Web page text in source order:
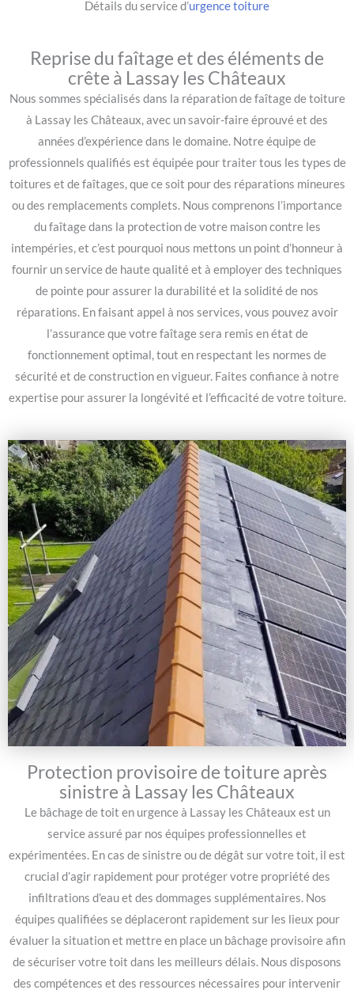
Détails du service d’urgence toiture
Reprise du faîtage et des éléments de
crête à Lassay les Châteaux
Nous sommes spécialisés dans la réparation de faîtage de toiture
à Lassay les Châteaux, avec un savoir-faire éprouvé et des
années d’expérience dans le domaine. Notre équipe de
professionnels qualifiés est équipée pour traiter tous les types de
toitures et de faîtages, que ce soit pour des réparations mineures
ou des remplacements complets. Nous comprenons l’importance
du faîtage dans la protection de votre maison contre les
intempéries, et c’est pourquoi nous mettons un point d’honneur à
fournir un service de haute qualité et à employer des techniques
de pointe pour assurer la durabilité et la solidité de nos
réparations. En faisant appel à nos services, vous pouvez avoir
l’assurance que votre faîtage sera remis en état de
fonctionnement optimal, tout en respectant les normes de
sécurité et de construction en vigueur. Faites confiance à notre
expertise pour assurer la longévité et l’efficacité de votre toiture.
Protection provisoire de toiture après
sinistre à Lassay les Châteaux
Le bâchage de toit en urgence à Lassay les Châteaux est un
service assuré par nos équipes professionnelles et
expérimentées. En cas de sinistre ou de dégât sur votre toit, il est
crucial d’agir rapidement pour protéger votre propriété des
infiltrations d’eau et des dommages supplémentaires. Nos
équipes qualifiées se déplaceront rapidement sur les lieux pour
évaluer la situation et mettre en place un bâchage provisoire afin
de sécuriser votre toit dans les meilleurs délais. Nous disposons
des compétences et des ressources nécessaires pour intervenir